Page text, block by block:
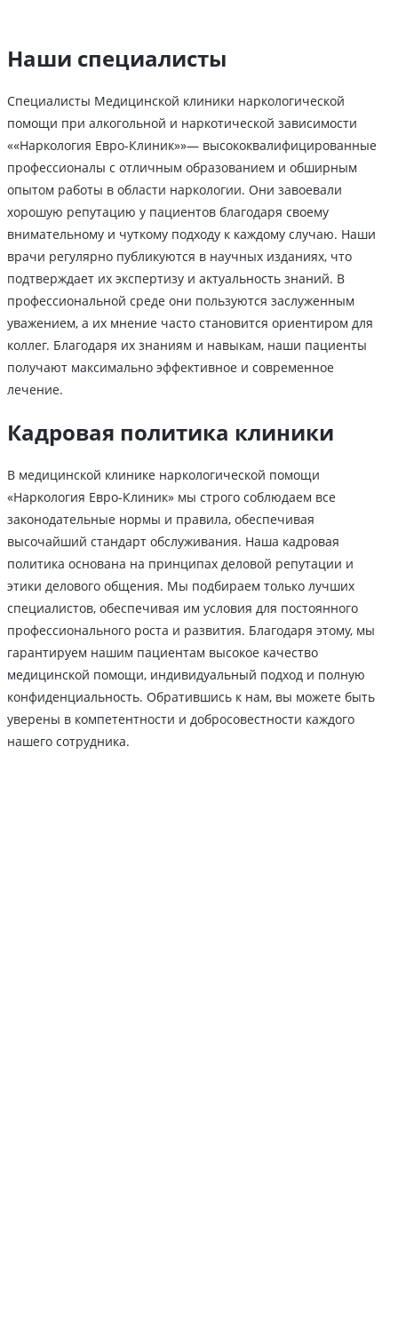
Наши специалисты
Специалисты Медицинской клиники наркологической
помощи при алкогольной и наркотической зависимости
««Наркология Евро-Клиник»»— высококвалифицированные
профессионалы с отличным образованием и обширным
опытом работы в области наркологии. Они завоевали
хорошую репутацию у пациентов благодаря своему
внимательному и чуткому подходу к каждому случаю. Наши
врачи регулярно публикуются в научных изданиях, что
подтверждает их экспертизу и актуальность знаний. В
профессиональной среде они пользуются заслуженным
уважением, а их мнение часто становится ориентиром для
коллег. Благодаря их знаниям и навыкам, наши пациенты
получают максимально эффективное и современное
лечение.
Кадровая политика клиники
В медицинской клинике наркологической помощи
«Наркология Евро-Клиник» мы строго соблюдаем все
законодательные нормы и правила, обеспечивая
высочайший стандарт обслуживания. Наша кадровая
политика основана на принципах деловой репутации и
этики делового общения. Мы подбираем только лучших
специалистов, обеспечивая им условия для постоянного
профессионального роста и развития. Благодаря этому, мы
гарантируем нашим пациентам высокое качество
медицинской помощи, индивидуальный подход и полную
конфиденциальность. Обратившись к нам, вы можете быть
уверены в компетентности и добросовестности каждого
нашего сотрудника.